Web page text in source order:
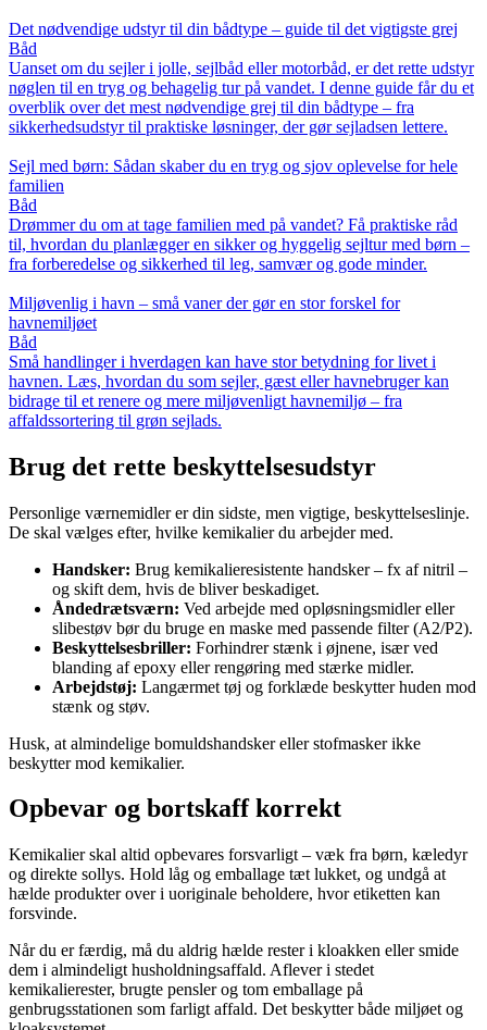
Det nødvendige udstyr til din bådtype – guide til det vigtigste grej
Båd
Uanset om du sejler i jolle, sejlbåd eller motorbåd, er det rette udstyr
nøglen til en tryg og behagelig tur på vandet. I denne guide får du et
overblik over det mest nødvendige grej til din bådtype – fra
sikkerhedsudstyr til praktiske løsninger, der gør sejladsen lettere.
Sejl med børn: Sådan skaber du en tryg og sjov oplevelse for hele
familien
Båd
Drømmer du om at tage familien med på vandet? Få praktiske råd
til, hvordan du planlægger en sikker og hyggelig sejltur med børn –
fra forberedelse og sikkerhed til leg, samvær og gode minder.
Miljøvenlig i havn – små vaner der gør en stor forskel for
havnemiljøet
Båd
Små handlinger i hverdagen kan have stor betydning for livet i
havnen. Læs, hvordan du som sejler, gæst eller havnebruger kan
bidrage til et renere og mere miljøvenligt havnemiljø – fra
affaldssortering til grøn sejlads.
Brug det rette beskyttelsesudstyr
Personlige værnemidler er din sidste, men vigtige, beskyttelseslinje.
De skal vælges efter, hvilke kemikalier du arbejder med.
Handsker: Brug kemikalieresistente handsker – fx af nitril –
og skift dem, hvis de bliver beskadiget.
Åndedrætsværn: Ved arbejde med opløsningsmidler eller
slibestøv bør du bruge en maske med passende filter (A2/P2).
Beskyttelsesbriller: Forhindrer stænk i øjnene, især ved
blanding af epoxy eller rengøring med stærke midler.
Arbejdstøj: Langærmet tøj og forklæde beskytter huden mod
stænk og støv.
Husk, at almindelige bomuldshandsker eller stofmasker ikke
beskytter mod kemikalier.
Opbevar og bortskaff korrekt
Kemikalier skal altid opbevares forsvarligt – væk fra børn, kæledyr
og direkte sollys. Hold låg og emballage tæt lukket, og undgå at
hælde produkter over i uoriginale beholdere, hvor etiketten kan
forsvinde.
Når du er færdig, må du aldrig hælde rester i kloakken eller smide
dem i almindeligt husholdningsaffald. Aflever i stedet
kemikalierester, brugte pensler og tom emballage på
genbrugsstationen som farligt affald. Det beskytter både miljøet og